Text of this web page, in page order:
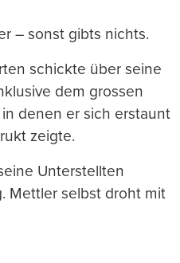
– sonst gibts nichts.
schickte über seine
dem grossen
denen er sich erstaunt
zeigte.
Unterstellten
Mettler selbst droht mit